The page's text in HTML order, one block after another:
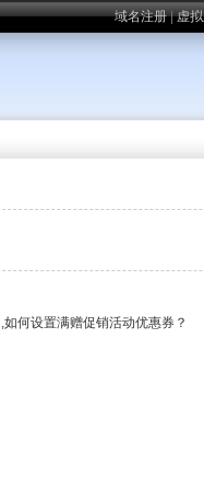
域名注册|虚
何设置满赠促销活动优惠券？